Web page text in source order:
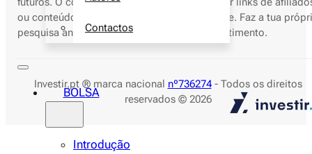
Contactos
BOLSA
Introdução
ou conteúdo patrocinado para sustentar o site. Faz a tua
pesquisa antes de tomares decisões de investimento.
Investir.pt ® marca nacional nº736274- Todos os direitos
reservados © 2026